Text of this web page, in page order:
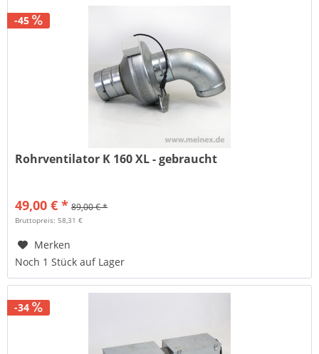
-45
Rohrventilator K 160 XL - gebraucht
49,00 € * 89,00 € *
Bruttopreis: 58,31 €
Merken
Noch 1 Stück auf Lager
-34